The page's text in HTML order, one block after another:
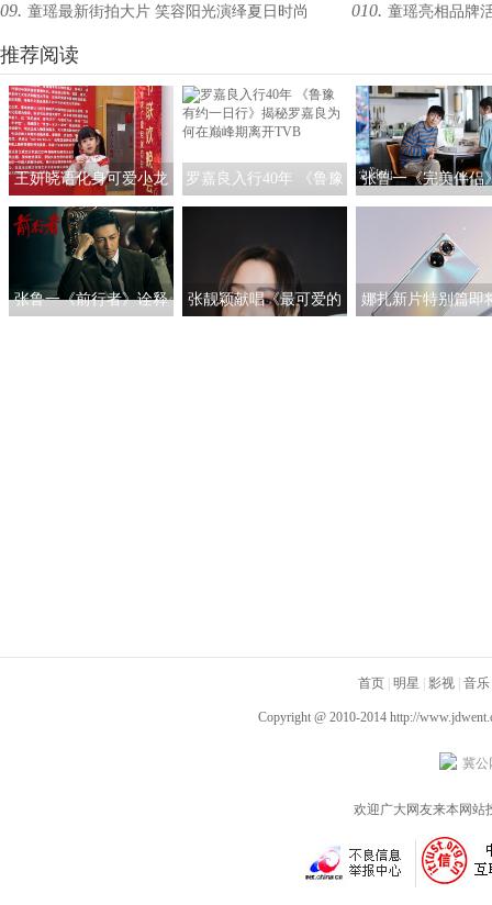
09. 童瑶最新街拍大片 笑容阳光演绎夏日时尚 010. 童瑶亮相品牌
推荐阅读
王妍晓语化身可爱小龙
人亮相央视春晚
罗嘉良入行40年 《鲁豫
有约一日行》揭秘罗嘉
良为何在巅峰期离开
TVB
张鲁一《完美伴侣
启“煮夫”模式 塑造
女性的“人间理
张鲁一《前行者》诠释
张靓颖献唱《最可爱的
娜扎新片特别篇即
首页 明星 影视 音乐
Copyright @ 2010-2014 http://
冀公
欢迎广大网友来本网站